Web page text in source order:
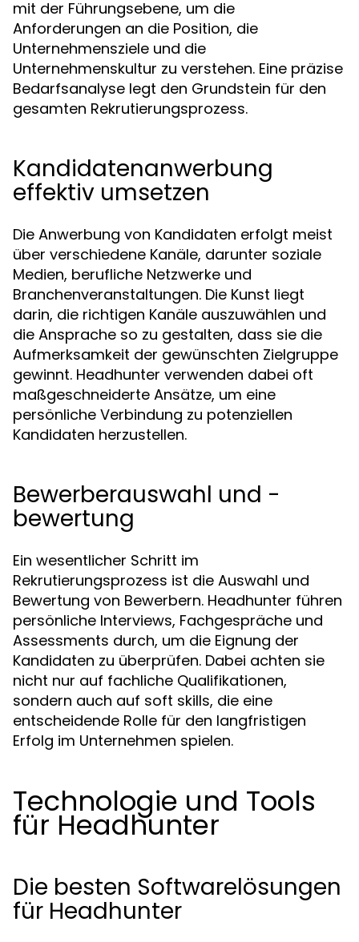
mit der Führungsebene, um die
Anforderungen an die Position, die
Unternehmensziele und die
Unternehmenskultur zu verstehen. Eine präzise
Bedarfsanalyse legt den Grundstein für den
gesamten Rekrutierungsprozess.
Kandidatenanwerbung
effektiv umsetzen
Die Anwerbung von Kandidaten erfolgt meist
über verschiedene Kanäle, darunter soziale
Medien, berufliche Netzwerke und
Branchenveranstaltungen. Die Kunst liegt
darin, die richtigen Kanäle auszuwählen und
die Ansprache so zu gestalten, dass sie die
Aufmerksamkeit der gewünschten Zielgruppe
gewinnt. Headhunter verwenden dabei oft
maßgeschneiderte Ansätze, um eine
persönliche Verbindung zu potenziellen
Kandidaten herzustellen.
Bewerberauswahl und -
bewertung
Ein wesentlicher Schritt im
Rekrutierungsprozess ist die Auswahl und
Bewertung von Bewerbern. Headhunter führen
persönliche Interviews, Fachgespräche und
Assessments durch, um die Eignung der
Kandidaten zu überprüfen. Dabei achten sie
nicht nur auf fachliche Qualifikationen,
sondern auch auf soft skills, die eine
entscheidende Rolle für den langfristigen
Erfolg im Unternehmen spielen.
Technologie und Tools
für Headhunter
Die besten Softwarelösungen
für Headhunter